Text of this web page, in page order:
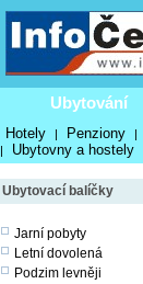
Ubytování
Hotely | Penziony |
| Ubytovny a hostely
Ubytovací balíčky
Jarní pobyty
Letní dovolená
Podzim levněji